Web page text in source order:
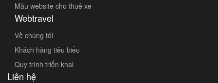
Mẫu website cho thuê xe
Webtravel
Về chúng tôi
Khách hàng tiêu biểu
Quy trình triển khai
Liên hệ